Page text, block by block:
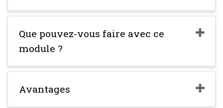
Que pouvez-vous faire avec ce
module ?
Avantages